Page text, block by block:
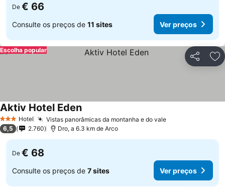
De € 66
Consulte os preços de 11 sites Ver preços
Partilhar
Escolha popular
3 EstrelasHotel Vistas panorâmicas da montanha e do vale
Aktiv Hotel Eden
6,5 2.760 Dro, a 6.3 km de Arco
De € 68
Consulte os preços de 7 sites Ver preços